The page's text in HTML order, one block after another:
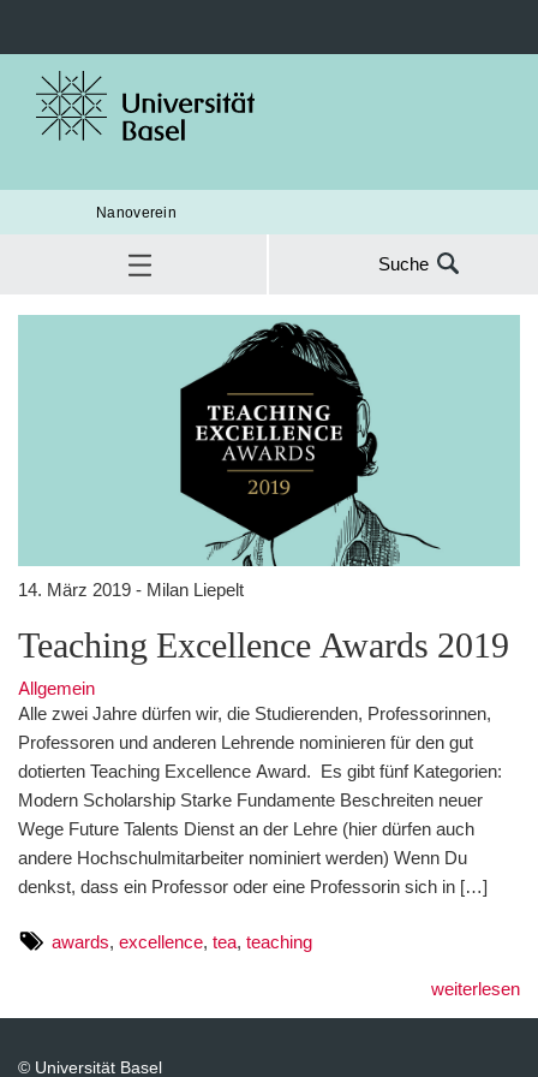
Nanoverein
Suche
14. März 2019 - Milan Liepelt
Teaching Excellence Awards 2019
Allgemein
Alle zwei Jahre dürfen wir, die Studierenden, Professorinnen,
Professoren und anderen Lehrende nominieren für den gut
dotierten Teaching Excellence Award. Es gibt fünf Kategorien:
Modern Scholarship Starke Fundamente Beschreiten neuer
Wege Future Talents Dienst an der Lehre (hier dürfen auch
andere Hochschulmitarbeiter nominiert werden) Wenn Du
denkst, dass ein Professor oder eine Professorin sich in […]
awards, excellence, tea, teaching
weiterlesen
© Universität Basel